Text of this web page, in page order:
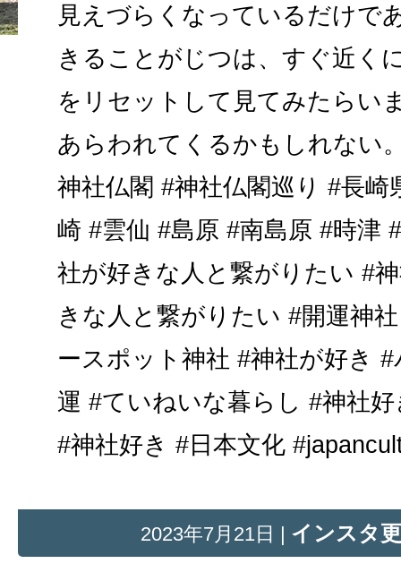
見えづらくなっているだけで
きることがじつは、すぐ近く
をリセットして見てみたらい
あらわれてくるかもしれない
神社仏閣 #神社仏閣巡り #長崎
崎 #雲仙 #島原 #南島原 #時津
社が好きな人と繋がりたい #
きな人と繋がりたい #開運神
ースポット神社 #神社が好き
運 #ていねいな暮らし #神社
#神社好き #日本文化
2023年7月21日 | インスタ